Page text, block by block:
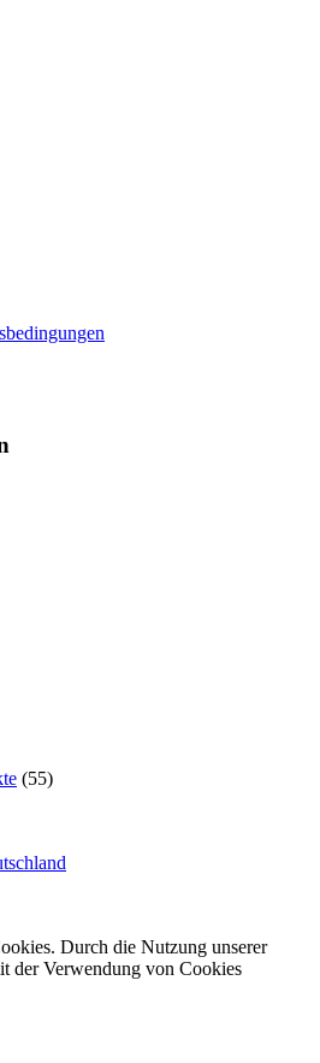
(55)
Durch die Nutzung unserer
der Verwendung von Cookies